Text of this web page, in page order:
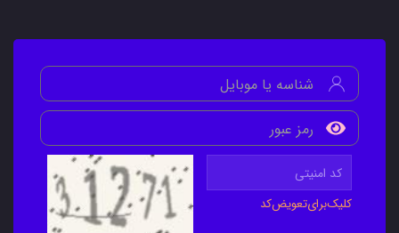
کلیک‌برای‌تعویض‌کد